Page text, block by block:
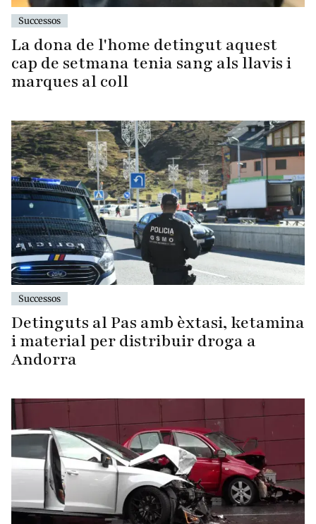
Successos
La dona de l'home detingut aquest
cap de setmana tenia sang als llavis i
marques al coll
Successos
Detinguts al Pas amb èxtasi, ketamina
i material per distribuir droga a
Andorra